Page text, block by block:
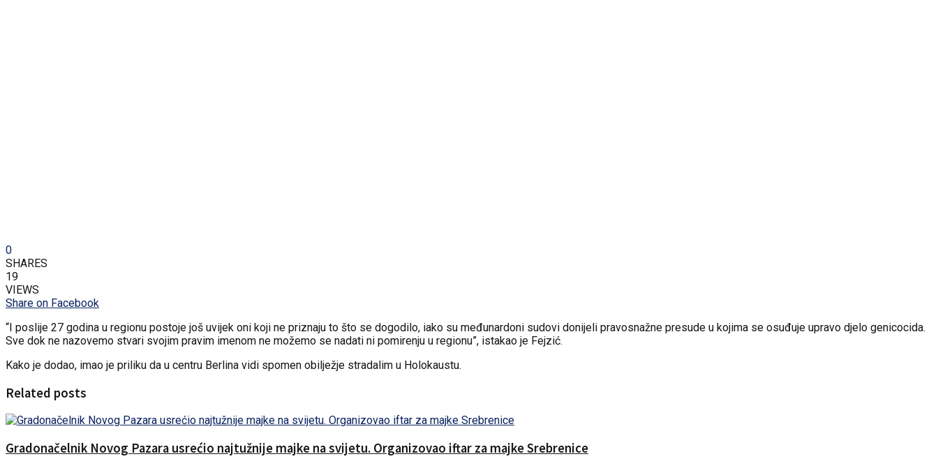
0
SHARES
19
VIEWS
Share on Facebook
“I poslije 27 godina u regionu postoje još uvijek oni koji ne priznaju to što se dogodilo, iako su međunardoni sudovi donijeli pravosnažne presude u kojima se osuđuje upravo djelo genicocida.
Sve dok ne nazovemo stvari svojim pravim imenom ne možemo se nadati ni pomirenju u regionu”, istakao je Fejzić.
Kako je dodao, imao je priliku da u centru Berlina vidi spomen obilježje stradalim u Holokaustu.
Related posts
Gradonačelnik Novog Pazara usrećio najtužnije majke na svijetu. Organizovao iftar za majke Srebrenice